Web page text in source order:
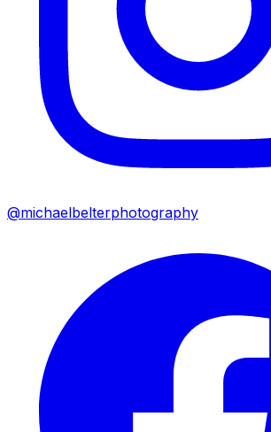
@michaelbelterphotography